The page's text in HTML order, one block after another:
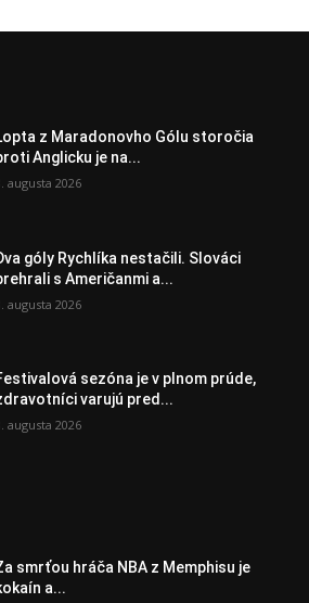
z Maradonovho Gólu storočia
Anglicku je na...
augusta 2026
góly Rychlíka nestačili. Slováci
s Američanmi a...
augusta 2026
sezóna je v plnom prúde,
varujú pred...
augusta 2026
smrťou hráča NBA z Memphisu je
a...